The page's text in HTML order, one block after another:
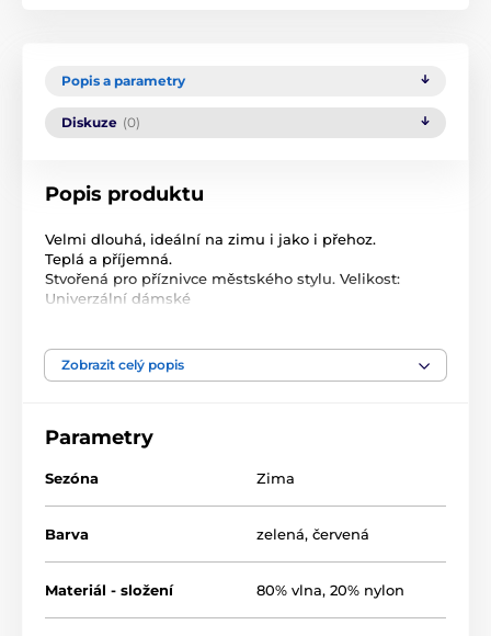
Popis a parametry
Diskuze (0)
Popis produktu
Velmi dlouhá, ideální na zimu i jako i přehoz.
Teplá a příjemná.
Stvořená pro příznivce městského stylu. Velikost:
Univerzální dámské
Barva: zelený, červený
Pohlaví: dámské
Šál
Materiál: akryl
Pohlaví: dámské
Zobrazit celý popis
Parametry
Sezóna Zima
Barva zelená, červená
Materiál - složení 80% vlna, 20% nylon